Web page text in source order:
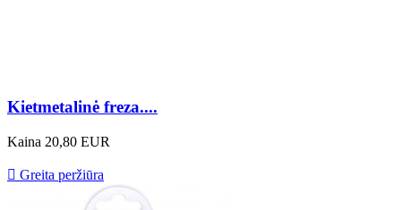
Kietmetalinė freza....
Kaina 20,80 EUR
 Greita peržiūra